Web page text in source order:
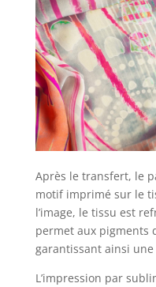
Après le transfert, le
motif imprimé sur le
l’image, le tissu est
permet aux pigments
garantissant ainsi
L’impression par